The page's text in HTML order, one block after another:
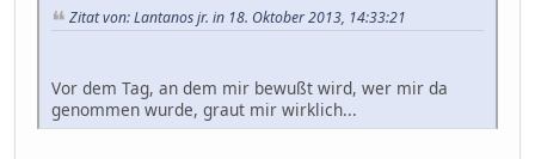
Zitat von: Lantanos jr. in 18. Oktober 2013, 14:33:21
Vor dem Tag, an dem mir bewußt wird, wer mir da
genommen wurde, graut mir wirklich...